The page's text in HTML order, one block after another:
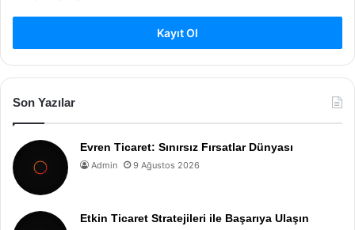
Kayıt Ol
Son Yazılar
Evren Ticaret: Sınırsız Fırsatlar Dünyası
Admin 9 Ağustos 2026
Etkin Ticaret Stratejileri ile Başarıya Ulaşın